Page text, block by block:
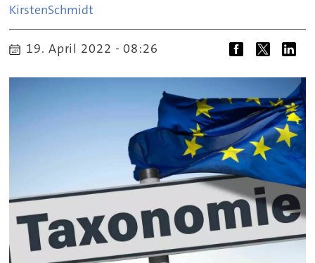
KirstenSchmidt
19. April 2022 - 08:26